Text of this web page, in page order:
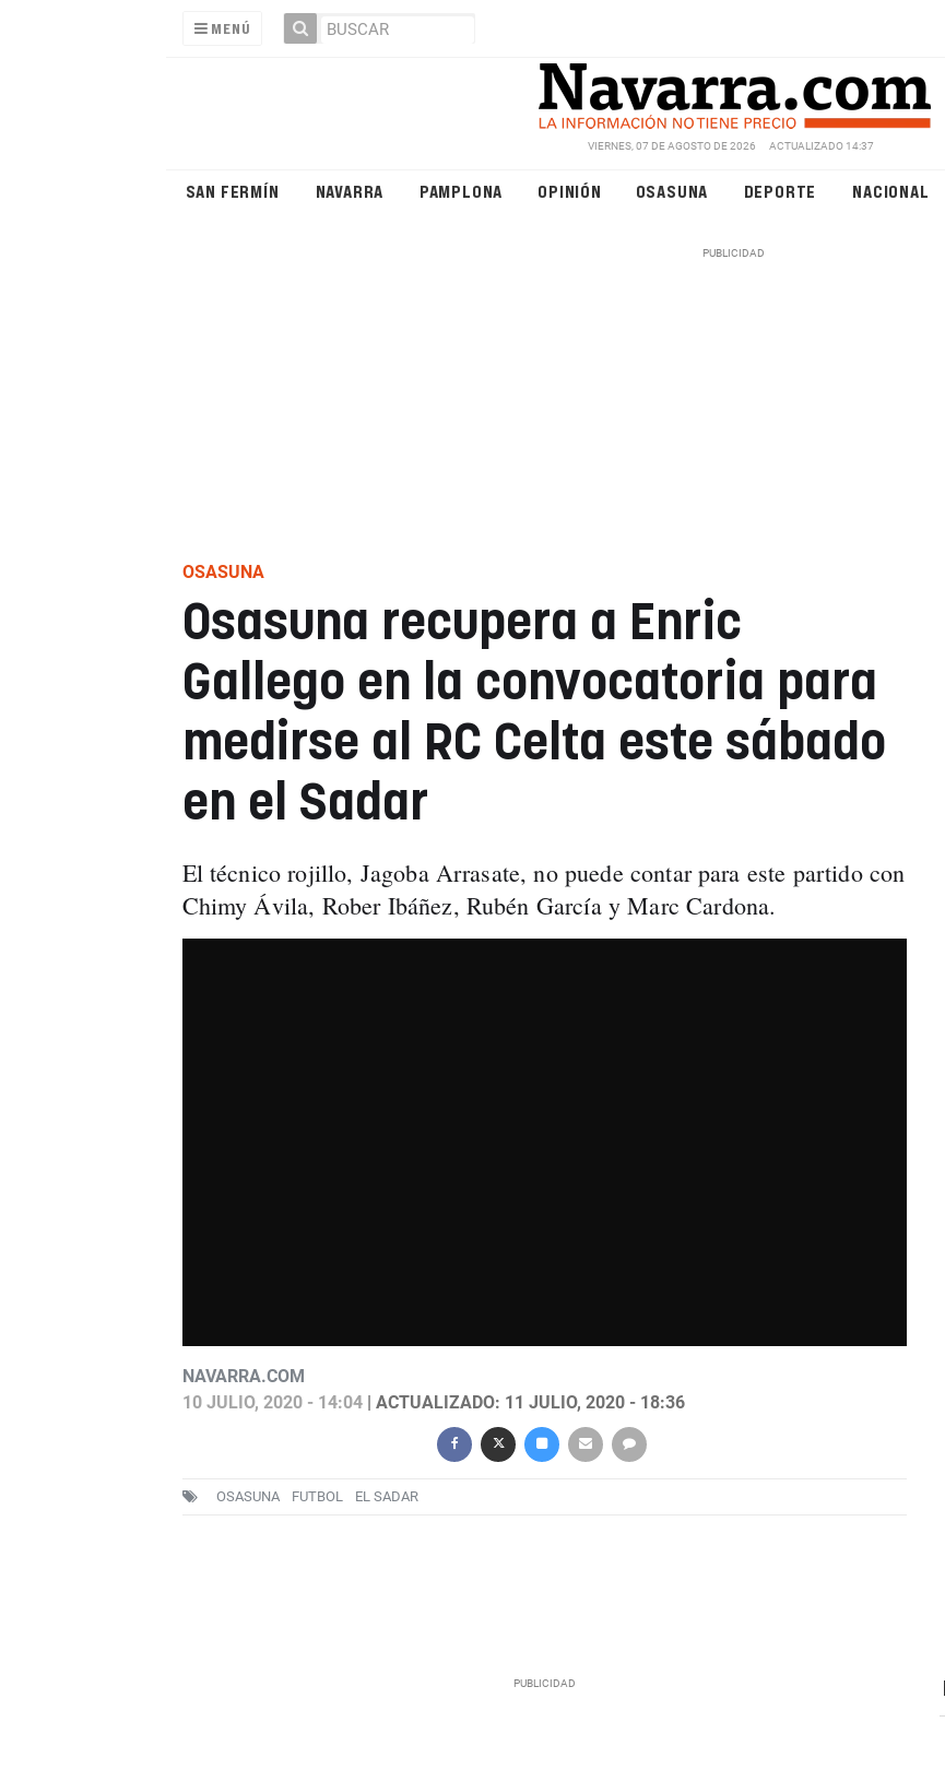
MENÚ
VIERNES, 07 DE AGOSTO DE 2026 ACTUALIZADO 14:37
SAN FERMÍN NAVARRA PAMPLONA OPINIÓN OSASUNA DEPORTE NACIONAL
OSASUNA
Osasuna recupera a Enric
Gallego en la convocatoria para
medirse al RC Celta este sábado
en el Sadar
El técnico rojillo, Jagoba Arrasate, no puede contar para este partido con
Chimy Ávila, Rober Ibáñez, Rubén García y Marc Cardona.
NAVARRA.COM
10 JULIO, 2020 - 14:04| ACTUALIZADO: 11 JULIO, 2020 - 18:36
OSASUNA FUTBOL EL SADAR